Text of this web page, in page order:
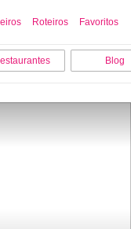
Roteiros Favoritos
Blog